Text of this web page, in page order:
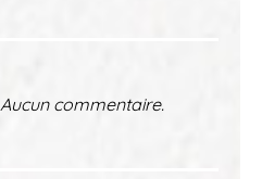
Aucun commentaire.